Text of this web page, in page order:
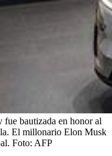
fue bautizada en honor al
El millonario Elon Musk
Foto: AFP